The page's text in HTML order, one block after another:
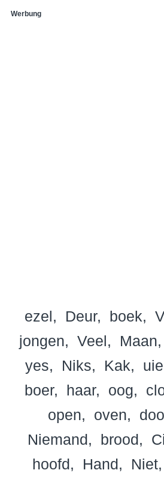
Werbung
ezel Deur boek
jongen
Veel Maan
yes
Niks Kak
boer
haar oog
open
oven
Niemand
brood
hoofd
Hand Niet